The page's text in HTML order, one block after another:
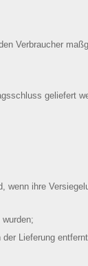
Verbraucher
geliefert
wenn ihre
Lieferung